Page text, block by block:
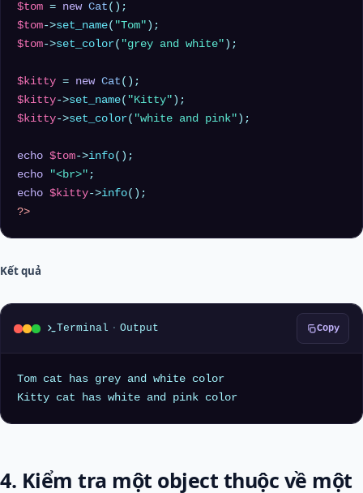
$tom = new Cat
$tom->set_name( "Tom"
$tom->set_color( "grey and white" );
$kitty = new Cat
$kitty->set_name( "Kitty"
$kitty->set_color( "white and pink" );
echo $tom->info
echo
"<br>"
echo $kitty->info
?>
Kết quả
Terminal · Output Copy
Tom cat has grey and white color
4. Kiểm tra một object thuộc về một